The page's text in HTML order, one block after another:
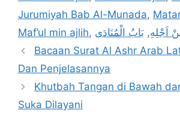
Jurumiyah Bab Al-Munada,
Maf’ul min ajlih, اَجْلِهِ, بَابُ الْمُنَادَى
Bacaan Surat Al Ashr Arab
Dan Penjelasannya
Khutbah Tangan di Bawah
Suka Dilayani